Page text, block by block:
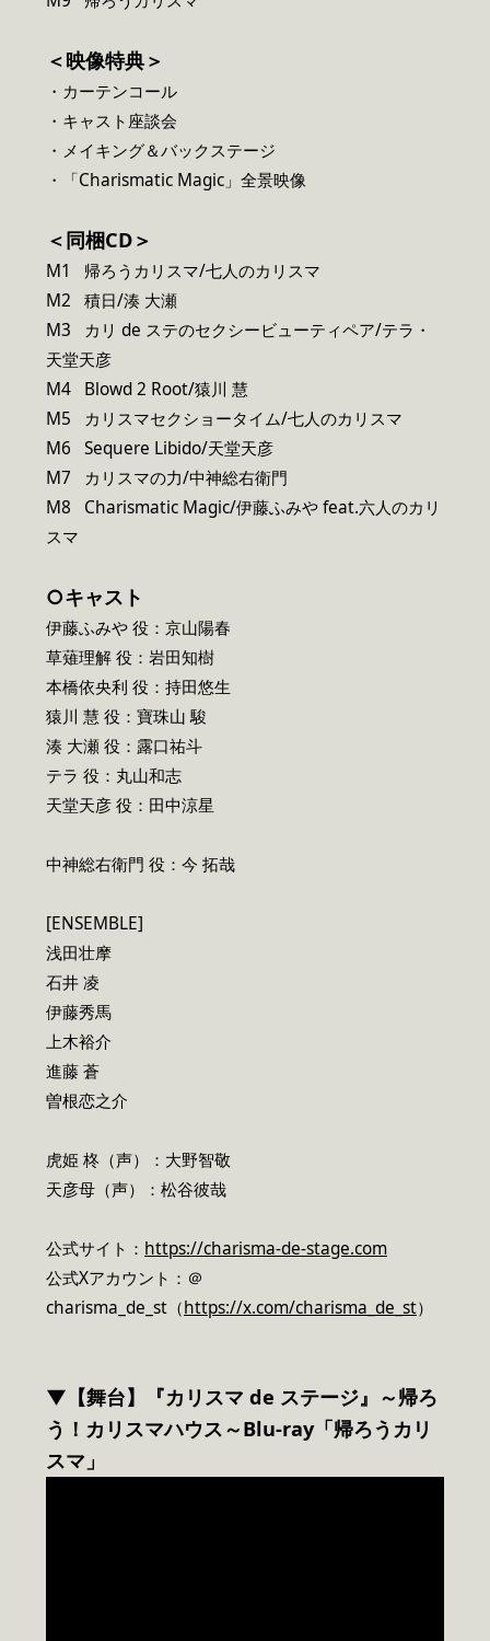
＜映像特典＞
・カーテンコール
・キャスト座談会
・メイキング＆バックステージ
・「Charismatic Magic」全景映像
＜同梱CD＞
M1 帰ろうカリスマ/七人のカリスマ
M2 積日/湊 大瀬
M3 カリ de ステのセクシービューティペア/テラ・
天堂天彦
M4 Blowd 2 Root/猿川 慧
M5 カリスマセクショータイム/七人のカリスマ
M6 Sequere Libido/天堂天彦
M7 カリスマの力/中神総右衛門
M8 Charismatic Magic/伊藤ふみや feat.六人のカリ
スマ
○キャスト
伊藤ふみや 役：京山陽春
草薙理解 役：岩田知樹
本橋依央利 役：持田悠生
猿川 慧 役：寶珠山 駿
湊 大瀬 役：露口祐斗
テラ 役：丸山和志
天堂天彦 役：田中涼星
中神総右衛門 役：今 拓哉
[ENSEMBLE]
浅田壮摩
石井 凌
伊藤秀馬
上木裕介
進藤 蒼
曽根恋之介
虎姫 柊（声）：大野智敬
天彦母（声）：松谷彼哉
公式サイト： https://charisma-de-stage.com
公式Xアカウント：＠
charisma_de_st（https://x.com/charisma_de_st）
▼ 【舞台】『カリスマ de ステージ』～帰ろ
う！カリスマハウス～Blu-ray「帰ろうカリ
スマ」